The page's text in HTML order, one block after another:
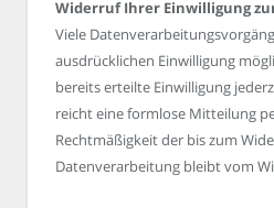
Widerruf Ihrer Einwilligung
Viele
ausdrücklichen Einwilligung
bereits erteilte Einwilligung
reicht eine formlose Mitteilung
Rechtmäßigkeit der bis zum
Datenverarbeitung bleibt vom